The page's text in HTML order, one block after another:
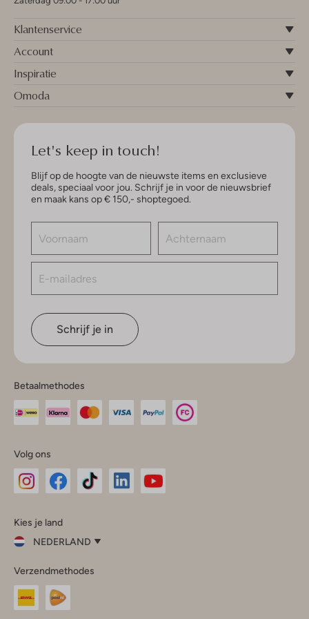
Klantenservice
Account
Inspiratie
Omoda
Let's keep in touch!
Blijf op de hoogte van de nieuwste items en exclusieve
deals, speciaal voor jou. Schrijf je in voor de nieuwsbrief
en maak kans op € 150,- shoptegoed.
Schrijf je in
Betaalmethodes
Volg ons
InstagramFacebook
Kies je land
NEDERLAND
je
land
Nederland
Verzendmethodes